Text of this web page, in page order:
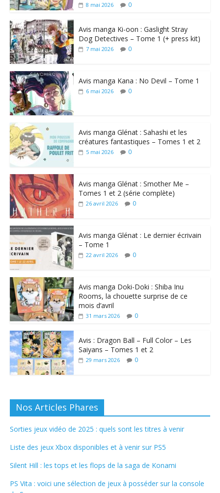
8 mai 2026 0
Avis manga Ki-oon : Gaslight Stray
Dog Detectives – Tome 1 (+ press kit)
7 mai 2026 0
Avis manga Kana : No Devil – Tome 1
6 mai 2026 0
Avis manga Glénat : Sahashi et les
créatures fantastiques – Tomes 1 et 2
5 mai 2026 0
Avis manga Glénat : Smother Me –
Tomes 1 et 2 (série complète)
26 avril 2026 0
Avis manga Glénat : Le dernier écrivain
– Tome 1
22 avril 2026 0
Avis manga Doki-Doki : Shiba Inu
Rooms, la chouette surprise de ce
mois d’avril
31 mars 2026 0
Avis : Dragon Ball – Full Color – Les
Saiyans – Tomes 1 et 2
29 mars 2026 0
Nos Articles Phares
Sorties jeux vidéo de 2025 : quels sont les titres à venir
Liste des jeux Xbox disponibles et à venir sur PS5
Silent Hill : les tops et les flops de la saga de Konami
PS Vita : voici une sélection de jeux à posséder sur la console